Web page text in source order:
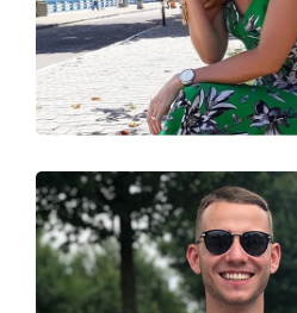
Вес:
Регулируемые носоупоры:
Аксессуары
Футляр:
Салфетка для чистки:
Другое
Пол:
Категория: